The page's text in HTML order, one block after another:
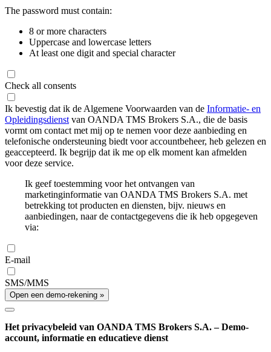
The password must contain:
8 or more characters
Uppercase and lowercase letters
At least one digit and special character
Check all consents
Ik bevestig dat ik de Algemene Voorwaarden van de Informatie- en
Opleidingsdienst van OANDA TMS Brokers S.A., die de basis
vormt om contact met mij op te nemen voor deze aanbieding en
telefonische ondersteuning biedt voor accountbeheer, heb gelezen en
geaccepteerd. Ik begrijp dat ik me op elk moment kan afmelden
voor deze service.
Ik geef toestemming voor het ontvangen van
marketinginformatie van OANDA TMS Brokers S.A. met
betrekking tot producten en diensten, bijv. nieuws en
aanbiedingen, naar de contactgegevens die ik heb opgegeven
via:
E-mail
SMS/MMS
Open een demo-rekening »
Het privacybeleid van OANDA TMS Brokers S.A. – Demo-
account, informatie en educatieve dienst